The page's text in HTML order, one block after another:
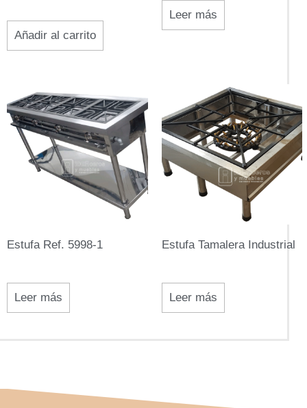
Añadir al carrito
Leer más
Estufa Ref. 5998-1
Leer más
Estufa Tamalera Industrial
Leer más